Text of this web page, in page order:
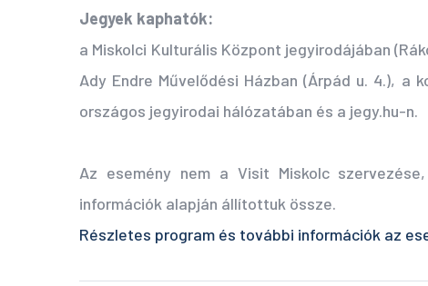
Jegyek kaphatók:
a Miskolci Kulturális Központ jegyirodájában
Ady Endre Művelődési Házban (Árpád u. 4.),
országos jegyirodai hálózatában és a jegy.hu-n.
Az esemény nem a Visit Miskolc
információk alapján állítottuk össze.
Részletes program és további információk az